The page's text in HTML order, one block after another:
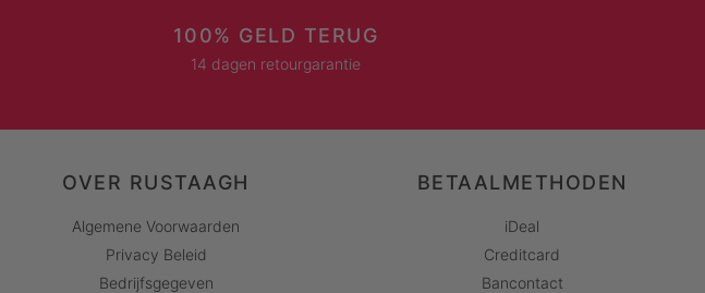
100% GELD TERUG
14 dagen retourgarantie
OVER RUSTAAGH
Algemene Voorwaarden
Privacy Beleid
Bedrijfsgegeven
BETAALMETHODEN
iDeal
Creditcard
Bancontact